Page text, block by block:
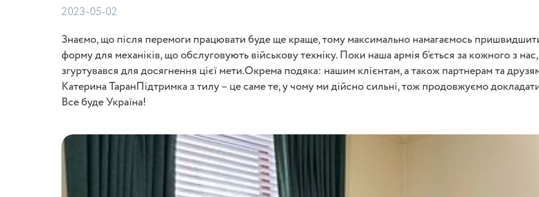
2023-05-02
Знаємо, що після перемоги працювати буде ще краще, тому максимально намагаємось
форму для механіків, що обслуговують військову техніку. Поки наша армія б’ється за кожного з
згуртувався для досягнення цієї мети.Окрема подяка: нашим клієнтам, а також партнерам та
Катерина ТаранПідтримка з тилу – це саме те, у чому ми дійсно сильні, тож продовжуємо
Все буде Україна!